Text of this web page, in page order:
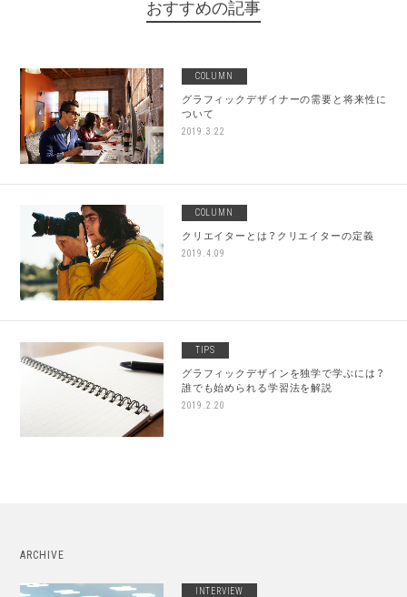
おすすめの記事
COLUMN
グラフィックデザイナーの需要と将来性に
ついて
2019.3.22
COLUMN
クリエイターとは？クリエイターの定義
2019.4.09
TIPS
グラフィックデザインを独学で学ぶには？
誰でも始められる学習法を解説
2019.2.20
ARCHIVE
INTERVIEW